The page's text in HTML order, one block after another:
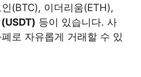
(BTC), 이더리움(ETH),
등이 있습니다. 사
로 자유롭게 거래할 수 있